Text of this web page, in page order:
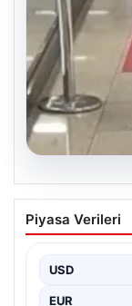
2
bir olayda, 2
Piyasa Verileri
USD
EUR